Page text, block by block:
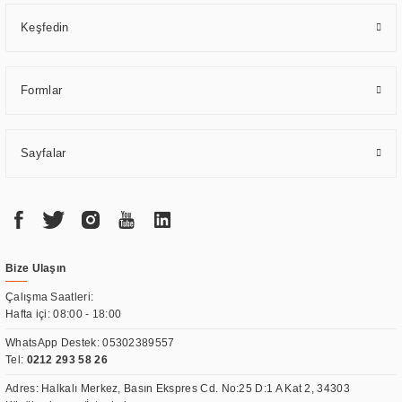
Keşfedin
Formlar
Sayfalar
Bize Ulaşın
Çalışma Saatleri:
Hafta içi: 08:00 - 18:00
WhatsApp Destek:05302389557
Tel: 0212 293 58 26
Adres: Halkalı Merkez, Basın Ekspres Cd. No:25 D:1 A Kat 2, 34303